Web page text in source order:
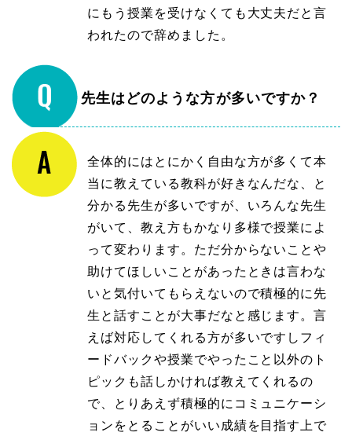
にもう授業を受けなくても大丈夫だと言
われたので辞めました。
先生はどのような方が多いですか？
全体的にはとにかく自由な方が多くて本
当に教えている教科が好きなんだな、と
分かる先生が多いですが、いろんな先生
がいて、教え方もかなり多様で授業によ
って変わります。ただ分からないことや
助けてほしいことがあったときは言わな
いと気付いてもらえないので積極的に先
生と話すことが大事だなと感じます。言
えば対応してくれる方が多いですしフィ
ードバックや授業でやったこと以外のト
ピックも話しかければ教えてくれるの
で、とりあえず積極的にコミュニケーシ
ョンをとることがいい成績を目指す上で